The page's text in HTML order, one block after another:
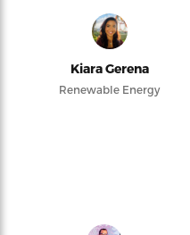
Kiara Gerena
Renewable Energy